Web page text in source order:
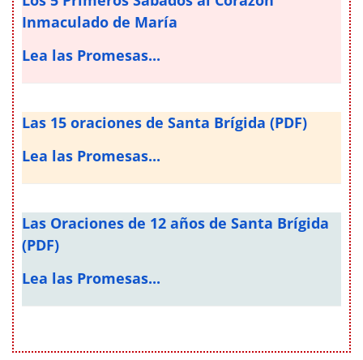
Inmaculado de María
Lea las Promesas...
Las 15 oraciones de Santa Brígida (PDF)
Lea las Promesas...
Las Oraciones de 12 años de Santa Brígida
(PDF)
Lea las Promesas...